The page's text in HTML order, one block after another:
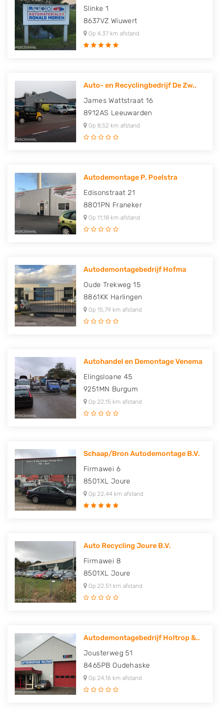
Slinke 1
8637VZ Wiuwert
Op 4,37 km afstand
Auto- en Recyclingbedrijf De Zw..
James Wattstraat 16
8912AS Leeuwarden
Op 8,52 km afstand
Autodemontage P. Poelstra
Edisonstraat 21
8801PN Franeker
Op 11,18 km afstand
Autodemontagebedrijf Hofma
Oude Trekweg 15
8861KK Harlingen
Op 15,79 km afstand
Autohandel en Demontage Venema
Elingsloane 45
9251MN Burgum
Op 22,15 km afstand
Schaap/Bron Autodemontage B.V.
Firmawei 6
8501XL Joure
Op 22,44 km afstand
Auto Recycling Joure B.V.
Firmawei 8
8501XL Joure
Op 22,51 km afstand
Autodemontagebedrijf Holtrop &..
Jousterweg 51
8465PB Oudehaske
Op 24,16 km afstand